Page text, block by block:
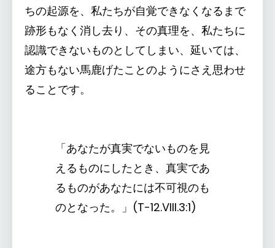
ちの起源を、私たちが自覚できなくなるまで
跡形もなく消し去り、その真理を、私たちに
認識できないものとしてしまい、延いては、
途方もない馬鹿げたことのようにさえ思わせ
ることです。
「あなたが真実でないものを見
えるものにしたとき、真実であ
るものがあなたには不可視のも
のとなった。」(T-12.VIII.3:1)